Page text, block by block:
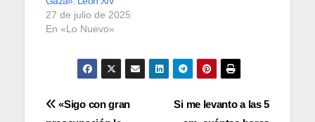
27 de julio de 2025
En «Lo Nuevo»
Navegación
Si me levanto a las 5
«Sigo con gran